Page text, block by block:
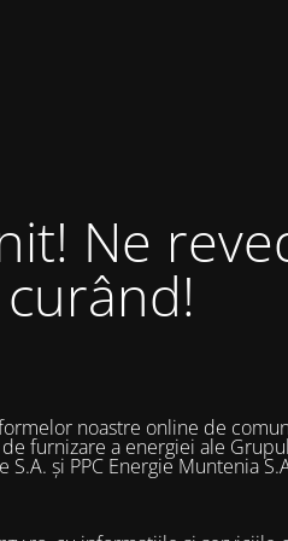
Ne
curând!
noastre online de
furnizare a energiei ale
S.A. și PPC Energie Muntenia